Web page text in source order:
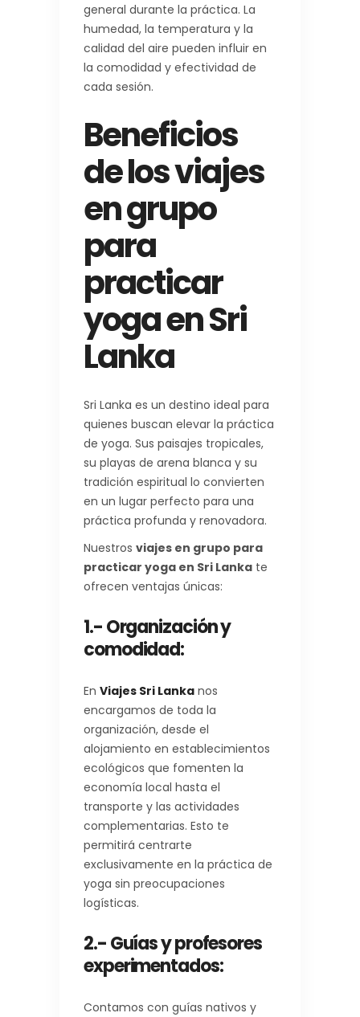
general durante la práctica. La
humedad, la temperatura y la
calidad del aire pueden influir en
la comodidad y efectividad de
cada sesión.
Beneficios
delos viajes
en grupo
para
practicar
yoga en Sri
Lanka
Sri Lanka es un destino ideal para
quienes buscan elevar la práctica
de yoga. Sus paisajes tropicales,
su playas de arena blanca y su
tradición espiritual lo convierten
en un lugar perfecto para una
práctica profunda y renovadora.
Nuestros viajes en grupo para
practicar yoga en Sri Lanka te
ofrecen ventajas únicas:
1.- Organización y
comodidad:
En Viajes Sri Lanka nos
encargamos de toda la
organización, desde el
alojamiento en establecimientos
ecológicos que fomenten la
economía local hasta el
transporte y las actividades
complementarias. Esto te
permitirá centrarte
exclusivamente en la práctica de
yoga sin preocupaciones
logísticas.
2.- Guías y profesores
experimentados:
Contamos con guías nativos y